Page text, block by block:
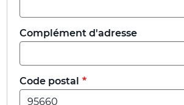
Complément d'adresse
Code postal